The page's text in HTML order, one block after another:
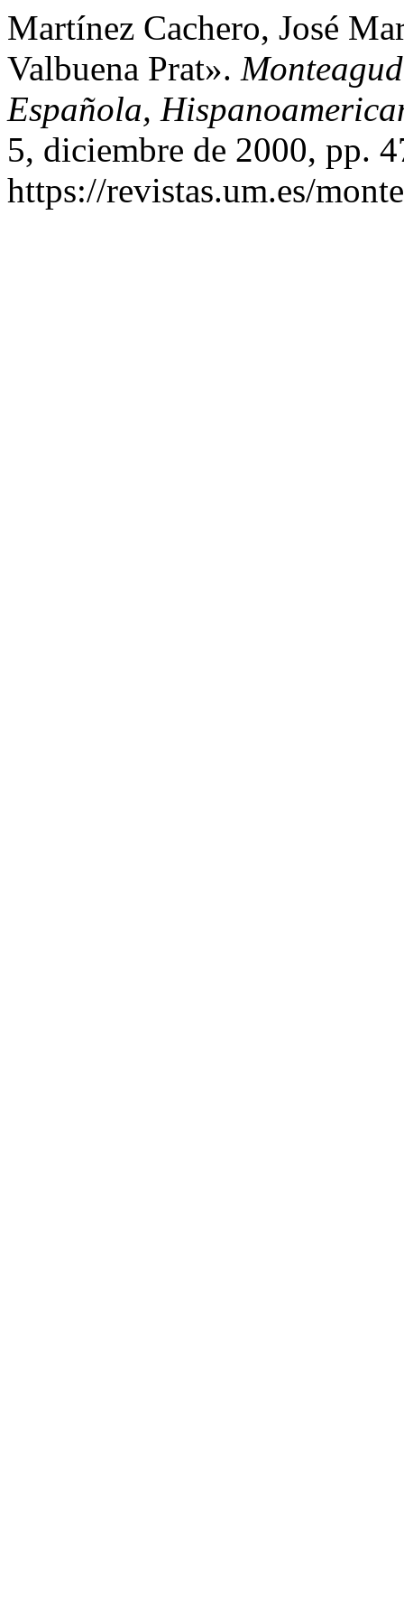
Martínez Cachero, José
Valbuena Prat».
Española,
5, diciembre de 2000, pp.
https://revistas.um.es/